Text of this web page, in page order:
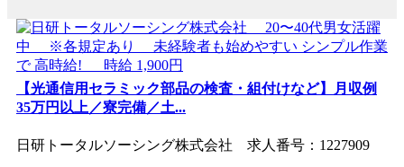
【光通信用セラミック部品の検査・組付けなど】月収例
35万円以上／寮完備／土...
日研トータルソーシング株式会社 求人番号：1227909